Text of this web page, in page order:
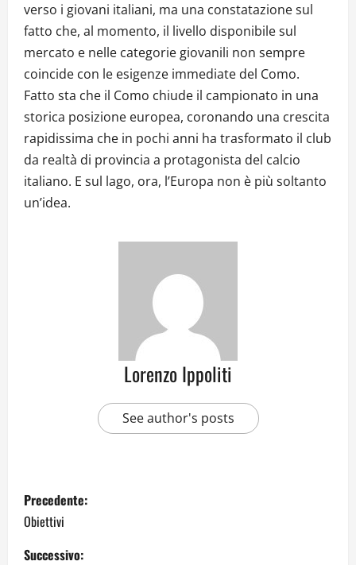
verso i giovani italiani, ma una constatazione sul
fatto che, al momento, il livello disponibile sul
mercato e nelle categorie giovanili non sempre
coincide con le esigenze immediate del Como.
Fatto sta che il Como chiude il campionato in una
storica posizione europea, coronando una crescita
rapidissima che in pochi anni ha trasformato il club
da realtà di provincia a protagonista del calcio
italiano. E sul lago, ora, l’Europa non è più soltanto
un’idea.
Lorenzo Ippoliti
See author's posts
Precedente:
Obiettivi
Successivo: